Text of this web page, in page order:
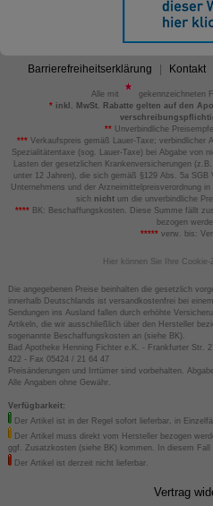
Barrierefreiheitserklärung Kontakt
Alle mit
gekennzeichneten
*inkl. MwSt. Rabatte gelten auf den
** Unverbindliche
*** Verkaufspreis gemäß Lauer-Taxe; verbindlicher
Spezialitätentaxe (sog. Lauer-Taxe) bei Abgabe von
Lasten der gesetzlichen Krankenversicherungen
unter 12 Jahren), die sich gemäß §129 Abs. 5a
Unternehmens und der Arzneimittelpreisverordnung
sich nicht um die unverbindliche
****BK: Beschaffungskosten. Diese Summe fällt
bezogen
*****verw. bis:
Hier können Sie Ihre
Die angegebenen Preise beinhalten die gesetzlich
innerhalb Deutschlands ist versandkostenfrei bei
Sendungen ins Ausland fallen durch erhöhte
Artikeln, die wir ausschließlich über den Hersteller
sogenannte Beschaffungskosten an (siehe BK).
Bad Apotheke Henning Fichter e.K. - Frankfurter Str.
422 - Fax 05424 / 21 64 47
Preisänderungen und Irrtümer sind vorbehalten.
Alle Angaben ohne Gewähr.
Verfügbarkeit:
Der Artikel ist in der Regel sofort lieferbar, in
Der Artikel muss direkt vom Hersteller bezogen
ggf. Zusatzkosten (siehe BK) kommen. In diesem Fall
Der Artikel ist derzeit nicht lieferbar.
Vertrag